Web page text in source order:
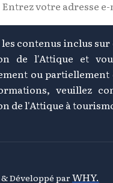
contenus inclus
de l'Attique et
ou partiellement
veuillez
de l'Attique à
Développé parWHY.